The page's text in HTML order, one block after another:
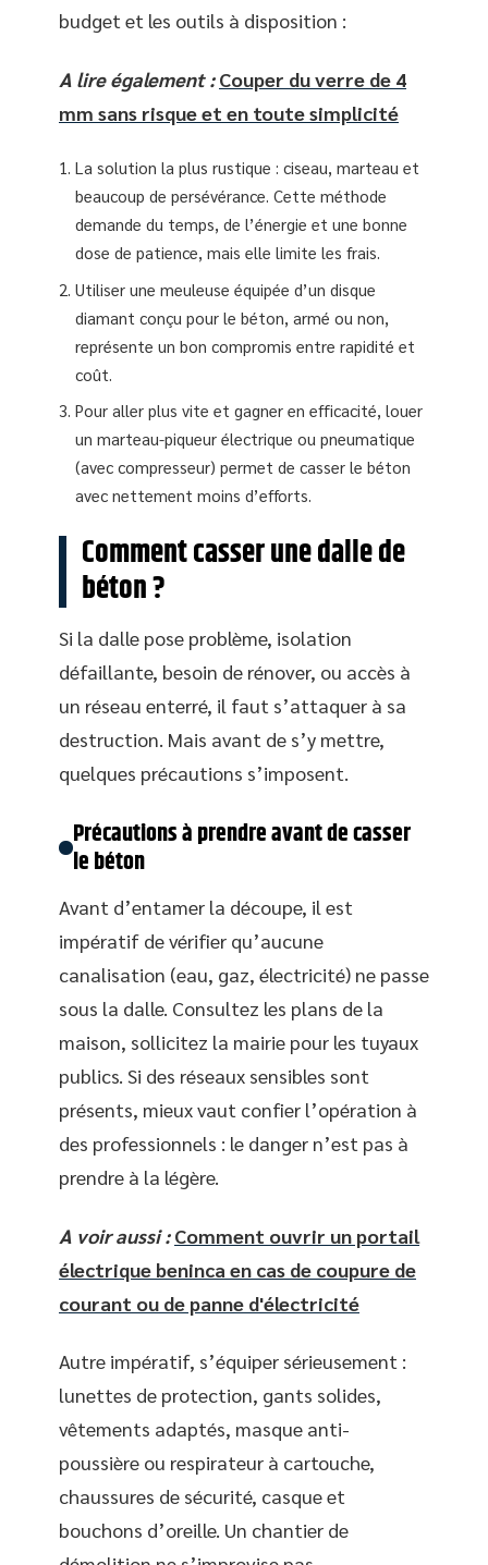
budget et les outils à disposition :
A lire également : Couper du verre de 4
mm sans risque et en toute simplicité
La solution la plus rustique : ciseau, marteau et
beaucoup de persévérance. Cette méthode
demande du temps, de l’énergie et une bonne
dose de patience, mais elle limite les frais.
Utiliser une meuleuse équipée d’un disque
diamant conçu pour le béton, armé ou non,
représente un bon compromis entre rapidité et
coût.
Pour aller plus vite et gagner en efficacité, louer
un marteau-piqueur électrique ou pneumatique
(avec compresseur) permet de casser le béton
avec nettement moins d’efforts.
Comment casser une dalle de
béton ?
Si la dalle pose problème, isolation
défaillante, besoin de rénover, ou accès à
un réseau enterré, il faut s’attaquer à sa
destruction. Mais avant de s’y mettre,
quelques précautions s’imposent.
Précautions à prendre avant de casser
le béton
Avant d’entamer la découpe, il est
impératif de vérifier qu’aucune
canalisation (eau, gaz, électricité) ne passe
sous la dalle. Consultez les plans de la
maison, sollicitez la mairie pour les tuyaux
publics. Si des réseaux sensibles sont
présents, mieux vaut confier l’opération à
des professionnels : le danger n’est pas à
prendre à la légère.
A voir aussi : Comment ouvrir un portail
électrique beninca en cas de coupure de
courant ou de panne d'électricité
Autre impératif, s’équiper sérieusement :
lunettes de protection, gants solides,
vêtements adaptés, masque anti-
poussière ou respirateur à cartouche,
chaussures de sécurité, casque et
bouchons d’oreille. Un chantier de